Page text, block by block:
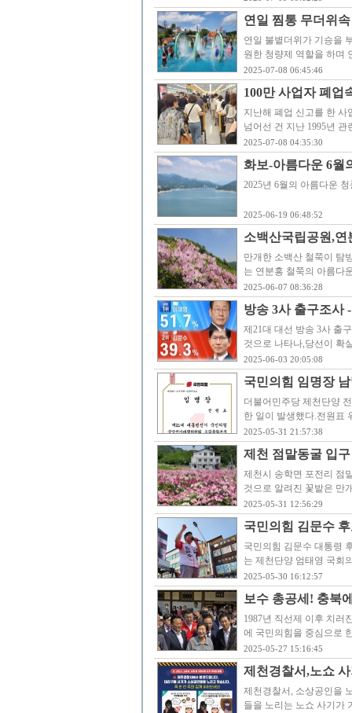
연일 찜통 무더위
연일 불볕더위가 기승을
원한 청량제 역할을 하며
2025-07-08 06:45:46
100만 사업자 폐
지난해 폐업 신고를 한 사
넘어선 건 지난 1995년
2025-07-08 04:35:30
화보-아름다운 6월
2025년 6월의 아름다운
2025-06-19 06:48:52
소백산국립공원,연
만개한 소백산 철쭉이 탐
는 연분홍 철쭉의 아름다
2025-06-07 08:36:28
방송 3사 출구조사
제21대 대선 방송 3사 출
것으로 나타나,당선이 확
2025-06-03 20:05:08
국민의힘 임명장
더불어민주당 제천단양
한 일이 발생했다.전원표
2025-05-31 21:57:38
제천 점말동굴 입
제천시 송학면 포전리 점
것으로 알려진 꽃밭은 만
2025-05-31 12:56:29
국민의힘 김문수
국민의힘 김문수 대통령
는 제천단양 엄태영 국회
2025-05-30 16:12:57
보수 총공세! 충북
1987년 직선제 이후 치러
에 국민의힘을 중심으로
2025-05-27 15:16:45
제천경찰서,노쇼
제천경찰서, 소상공인을
들을 노리는 노쇼 사기가